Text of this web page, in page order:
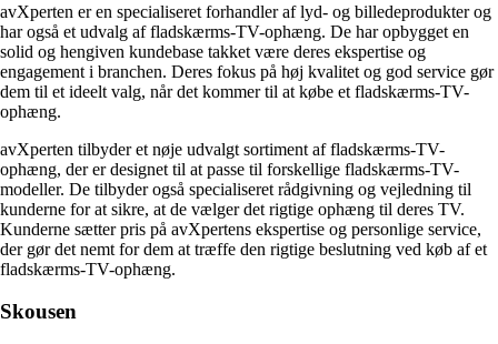
avXperten er en specialiseret forhandler af lyd- og billedeprodukter og
har også et udvalg af fladskærms-TV-ophæng. De har opbygget en
solid og hengiven kundebase takket være deres ekspertise og
engagement i branchen. Deres fokus på høj kvalitet og god service gør
dem til et ideelt valg, når det kommer til at købe et fladskærms-TV-
ophæng.
avXperten tilbyder et nøje udvalgt sortiment af fladskærms-TV-
ophæng, der er designet til at passe til forskellige fladskærms-TV-
modeller. De tilbyder også specialiseret rådgivning og vejledning til
kunderne for at sikre, at de vælger det rigtige ophæng til deres TV.
Kunderne sætter pris på avXpertens ekspertise og personlige service,
der gør det nemt for dem at træffe den rigtige beslutning ved køb af et
fladskærms-TV-ophæng.
Skousen